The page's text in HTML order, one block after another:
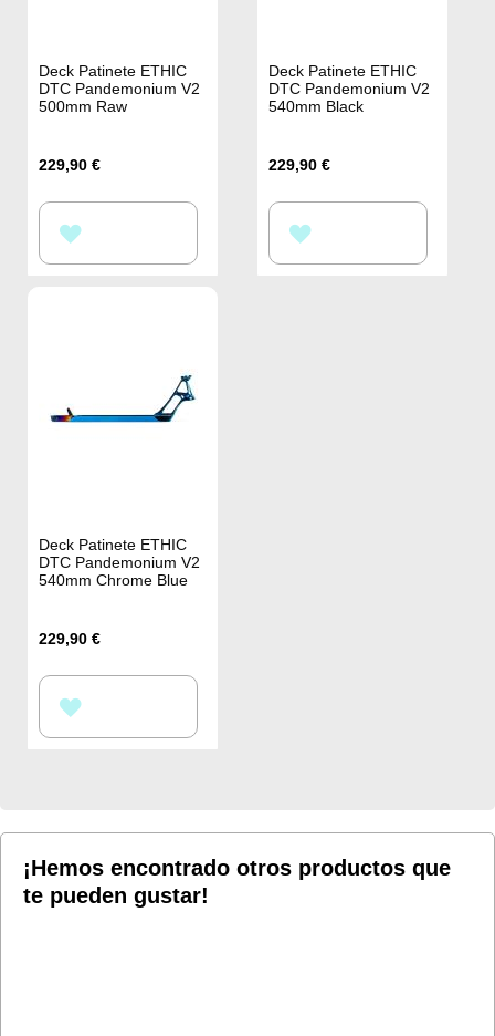
Deck Patinete ETHIC
DTC Pandemonium V2
500mm Raw
229,90 €
A
DESEOS
Deck Patinete ETHIC
DTC Pandemonium V2
540mm Black
229,90 €
A
Deck Patinete ETHIC
DTC Pandemonium V2
540mm Chrome Blue
229,90 €
A
DE
DESEOS
¡Hemos encontrado otros productos que
te pueden gustar!